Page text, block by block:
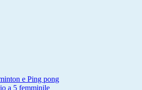
e Ping pong
a 5 femminile